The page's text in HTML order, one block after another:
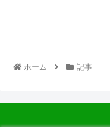
ホーム 記事